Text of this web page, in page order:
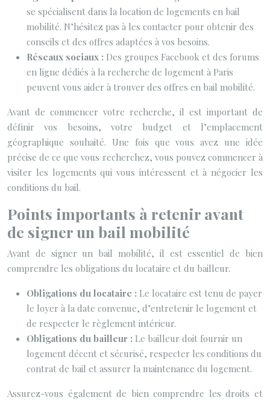
se spécialisent dans la location de logements en bail
mobilité. N’hésitez pas à les contacter pour obtenir des
conseils et des offres adaptées à vos besoins.
Réseaux sociaux : Des groupes Facebook et des forums
en ligne dédiés à la recherche de logement à Paris
peuvent vous aider à trouver des offres en bail mobilité.
Avant de commencer votre recherche, il est important de
définir vos besoins, votre budget et l’emplacement
géographique souhaité. Une fois que vous avez une idée
précise de ce que vous recherchez, vous pouvez commencer à
visiter les logements qui vous intéressent et à négocier les
conditions du bail.
Points importants à retenir avant
de signer un bail mobilité
Avant de signer un bail mobilité, il est essentiel de bien
comprendre les obligations du locataire et du bailleur.
Obligations du locataire : Le locataire est tenu de payer
le loyer à la date convenue, d’entretenir le logement et
de respecter le règlement intérieur.
Obligations du bailleur : Le bailleur doit fournir un
logement décent et sécurisé, respecter les conditions du
contrat de bail et assurer la maintenance du logement.
Assurez-vous également de bien comprendre les droits et